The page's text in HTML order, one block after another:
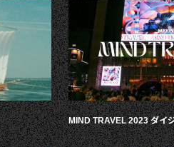
MIND TRAVEL 2023 ダイ